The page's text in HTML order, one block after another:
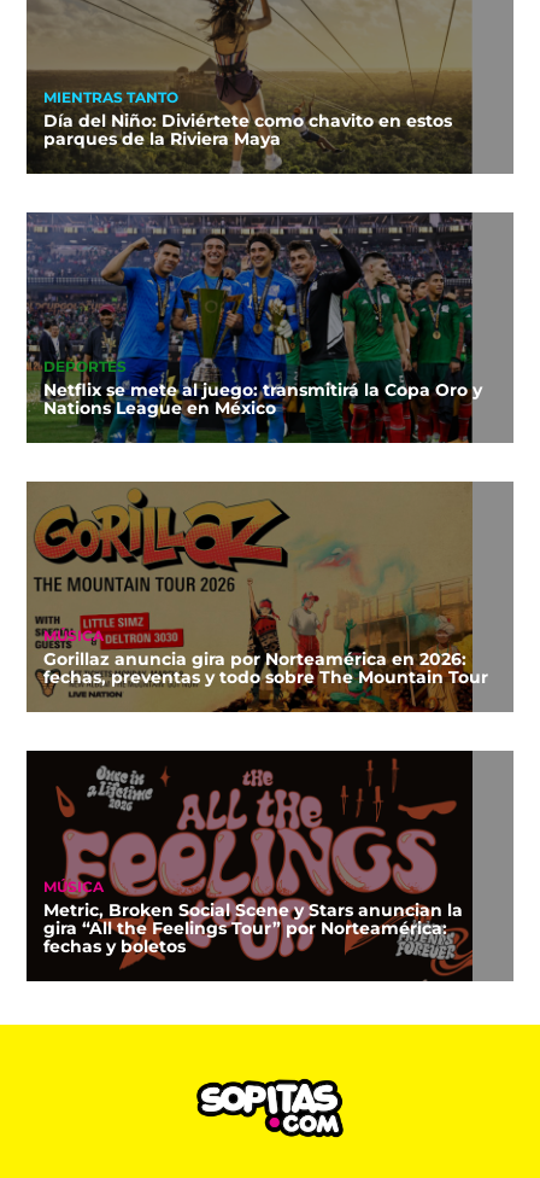
MIENTRAS TANTO
Día del Niño: Diviértete como chavito en estos
parques de la Riviera Maya
DEPORTES
Netflix se mete al juego: transmitirá la Copa Oro y
Nations League en México
MÚSICA
Gorillaz anuncia gira por Norteamérica en 2026:
fechas, preventas y todo sobre The Mountain Tour
MÚSICA
Metric, Broken Social Scene y Stars anuncian la
gira “All the Feelings Tour” por Norteamérica:
fechas y boletos